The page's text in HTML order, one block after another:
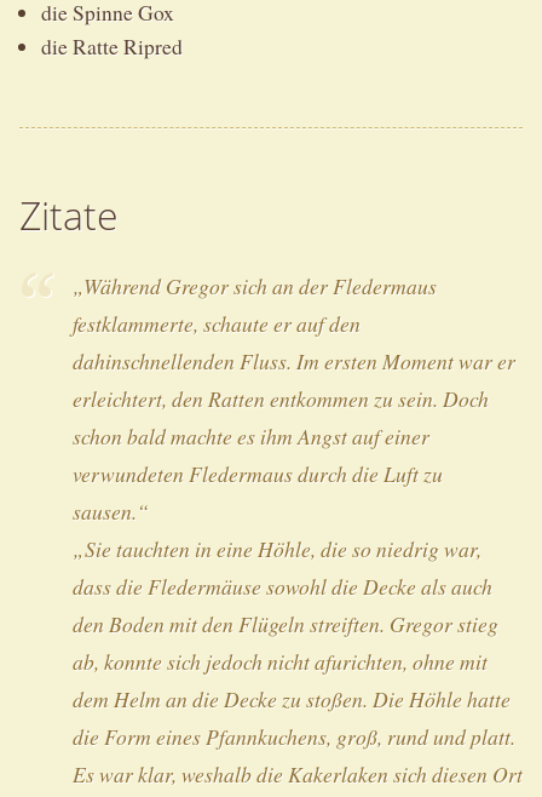
die Spinne Gox
die Ratte Ripred
Zitate
„Während Gregor sich an der Fledermaus
festklammerte, schaute er auf den
dahinschnellenden Fluss. Im ersten Moment war er
erleichtert, den Ratten entkommen zu sein. Doch
schon bald machte es ihm Angst auf einer
verwundeten Fledermaus durch die Luft zu
sausen.“
„Sie tauchten in eine Höhle, die so niedrig war,
dass die Fledermäuse sowohl die Decke als auch
den Boden mit den Flügeln streiften. Gregor stieg
ab, konnte sich jedoch nicht afurichten, ohne mit
dem Helm an die Decke zu stoßen. Die Höhle hatte
die Form eines Pfannkuchens, groß, rund und platt.
Es war klar, weshalb die Kakerlaken sich diesen Ort